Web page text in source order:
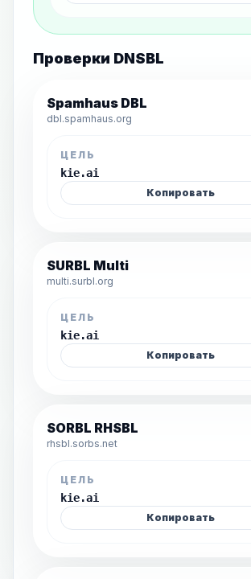
Проверки DNSBL
Spamhaus DBL
dbl.spamhaus.org
ЦЕЛЬ
kie.ai
Копировать
SURBL Multi
multi.surbl.org
ЦЕЛЬ
kie.ai
Копировать
SORBL RHSBL
rhsbl.sorbs.net
ЦЕЛЬ
kie.ai
Копировать